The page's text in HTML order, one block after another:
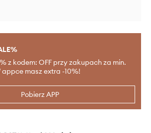
z kodem: OFF przy zakupach za min.
appce masz extra -10%!
Pobierz APP